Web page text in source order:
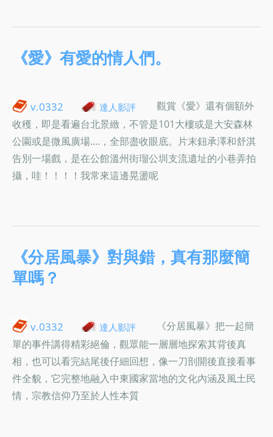
《愛》有愛的情人們。
v.0332 達人影評
觀賞《愛》還有個額外
收穫，即是看遍台北景緻，不管是101大樓或是大安森林
公園或是微風廣場....，全部盡收眼底。片末鈕承澤和舒淇
告別一場戲，是在公館溫州街瑠公圳支流遺址的小巷弄拍
攝，哇！！！！我常來這邊晃盪呢
《分居風暴》對與錯，真有那麼簡
單嗎？
v.0332 達人影評
《分居風暴》把一起簡
單的事件講得精彩絕倫，觀眾能一層層地探索其背後真
相，也可以看完結尾後仔細回想，像一刀剖開後直接看事
件全貌，它完整地融入中東國家當地的文化內涵及風土民
情，宗教信仰乃至於人性本質